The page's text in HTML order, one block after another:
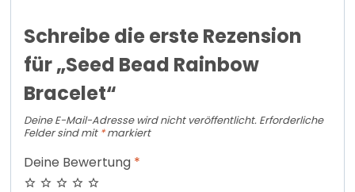
Schreibe die erste Rezension
für „Seed Bead Rainbow
Bracelet“
Deine E-Mail-Adresse wird nicht veröffentlicht. Erforderliche
Felder sind mit *markiert
Deine Bewertung *